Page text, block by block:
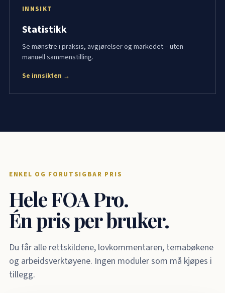
INNSIKT
Statistikk
Se mønstre i praksis, avgjørelser og markedet – uten
manuell sammenstilling.
Se innsikten →
ENKEL OG FORUTSIGBAR PRIS
Hele FOA Pro.
Én pris per bruker.
Du får alle rettskildene, lovkommentaren, temabøkene
og arbeidsverktøyene. Ingen moduler som må kjøpes i
tillegg.